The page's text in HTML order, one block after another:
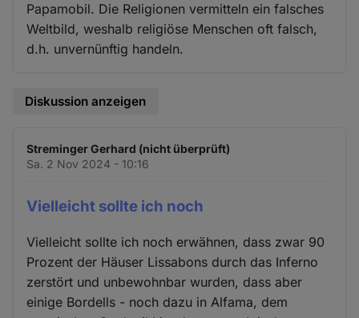
Papamobil. Die Religionen vermitteln ein falsches
Weltbild, weshalb religiöse Menschen oft falsch,
d.h. unvernünftig handeln.
Diskussion anzeigen
Streminger Gerhard (nicht überprüft)
Sa. 2 Nov 2024 - 10:16
Vielleicht sollte ich noch
Vielleicht sollte ich noch erwähnen, dass zwar 90
Prozent der Häuser Lissabons durch das Inferno
zerstört und unbewohnbar wurden, dass aber
einige Bordells - noch dazu in Alfama, dem